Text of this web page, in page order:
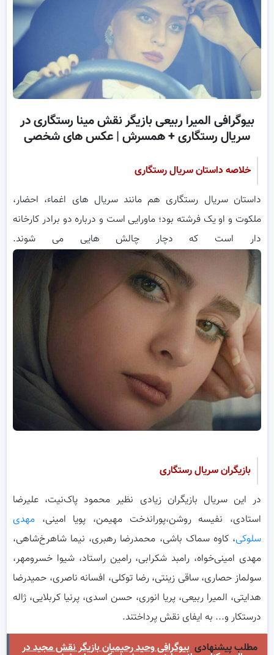
بیوگرافی المیرا ربیعی بازیگر نقش مینا رستگاری در
سریال رستگاری + همسرش | عکس های شخصی
خلاصه داستان سریال رستگاری
داستان سریال رستگاری هم مانند سریال های اغماء، احضار،
ملکوت و او یک فرشته بود؛ ماورایی است و درباره دو برادر کارخانه
دار است که دچار چالش هایی می شوند.
بازیگران سریال رستگاری
در این سریال‌ بازیگران زیادی نظیر محمود پاک‌نیت، علیرضا
استادی، نفیسه روشن،پوراندخت مهیمن، پویا امینی، مهدی
سلوکی، کاوه سماک باشی، محمدرضا رهبری، نیما شاهرخ‌شاهی،
مهدی امینی‌خواه، رامبد شکرابی، رامین راستاد، شیوا خسرومهر،
سولماز حصاری، ساقی زینتی، رضا توکلی، افسانه ناصری، حمیدرضا
هدایتی، المیرا ربیعی، پریا انوری، حسن اسدی، پرنیا کربلایی، ژاله
درستکار و.‌.. به ایفای نقش پرداختند.
مطلب پیشنهادی بیوگرافی وحید رحیمیان بازیگر نقش مجید در